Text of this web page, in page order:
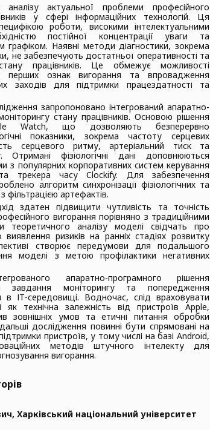
актуальної проблеми професійного
у сфері інформаційних технологій. Ця
роботи, високими інтелектуальними
постійної концентрації уваги та
графіком. Наявні методи діагностики, зокрема
не забезпечують достатньої оперативності та
стану працівників. Це обмежує можливості
перших ознак вигорання та впровадження
заходів для підтримки працездатності та
запропоновано інтегрований апаратно-
стану працівників. Основою рішення
Watch, що дозволяють безперервно
показники, зокрема частоту серцевих
серцевого ритму, артеріальний тиск та
Отримані фізіологічні дані доповнюються
з популярних корпоративних систем керування
трекера часу Clockify. Для забезпечення
алгоритм синхронізації фізіологічних та
фільтрацією артефактів.
здатен підвищити чутливість та точність
вигорання порівняно з традиційними
теоретичного аналізу моделі свідчать про
виявлення ризиків на ранніх стадіях розвитку
створює передумови для подальшого
моделі з метою профілактики негативних
апаратно-програмного рішення
завдання моніторингу та попередження
в ІТ-середовищі. Водночас, слід враховувати
як технічна залежність від пристроїв Apple,
зовнішніх умов та етичні питання обробки
дослідження повинні бути спрямовані на
пристроїв, у тому числі на базі Android,
методів штучного інтелекту для
вигорання.
Харківський національний університет